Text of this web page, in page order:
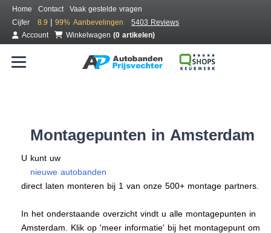
Home Contact
Vaak gestelde vragen
Cijfer
8.9 | 99% Aanbevelingen
5403 Reviews
Account
Winkelwagen (0 artikelen)
Montagepunten in Amsterdam
U kunt uw
nieuwe autobanden
direct laten monteren bij 1 van onze 500+ montage partners.
In het onderstaande overzicht vindt u alle montagepunten in
Amsterdam. Klik op 'meer informatie' bij het montagepunt om